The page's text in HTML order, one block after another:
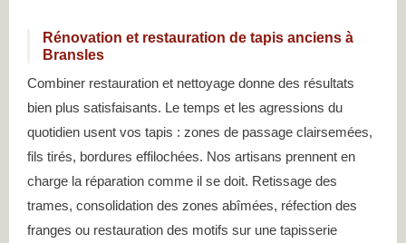
Rénovation et restauration de tapis anciens à
Bransles
Combiner restauration et nettoyage donne des résultats
bien plus satisfaisants. Le temps et les agressions du
quotidien usent vos tapis : zones de passage clairsemées,
fils tirés, bordures effilochées. Nos artisans prennent en
charge la réparation comme il se doit. Retissage des
trames, consolidation des zones abîmées, réfection des
franges ou restauration des motifs sur une tapisserie